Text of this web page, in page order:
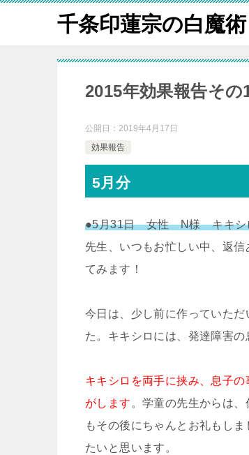
千条印蓮宗の白魔術
2015年効果報告その
公開日： 2019年4月17日
効果報告
5月分
●5月31日 女性 N様 キキシ
先生、いつもお忙しい中、返
てみます！
今日は、少し前に作っていた
た。キキシロには、発達障害
キキシロを両手に挟み、息子
がします 。学童の先生からは
もその後にちゃんとお礼もし
たいと思います。